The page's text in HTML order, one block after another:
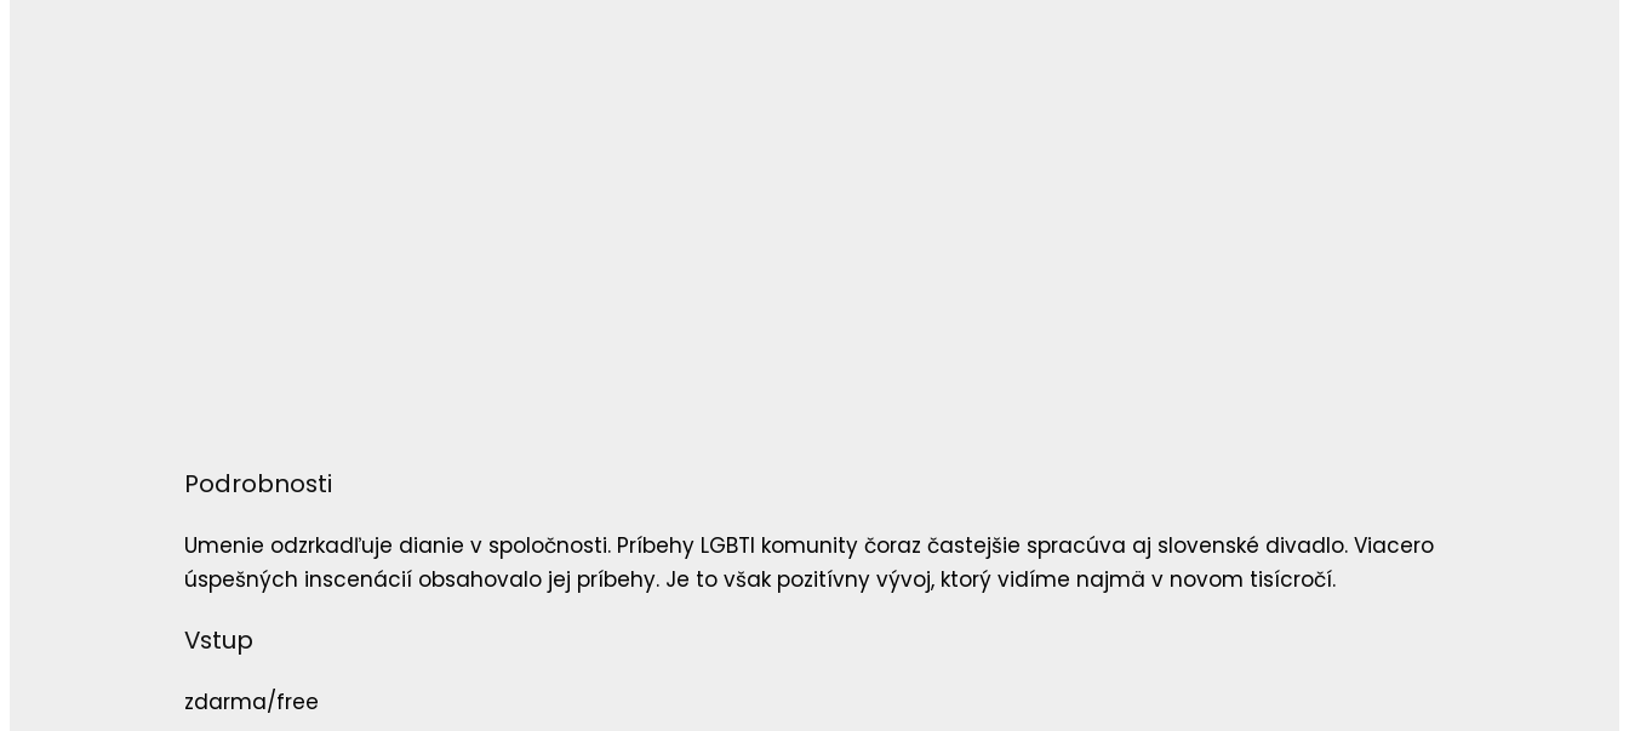
Podrobnosti
Umenie odzrkadľuje dianie v spoločnosti. Príbehy LGBTI komunity čoraz častejšie spracúva aj slovenské divadlo. Viacero
úspešných inscenácií obsahovalo jej príbehy. Je to však pozitívny vývoj, ktorý vidíme najmä v novom tisícročí.
Vstup
zdarma/free